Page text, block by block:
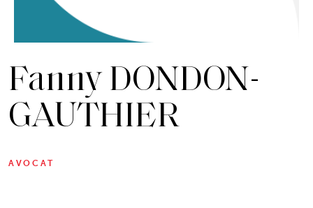
Fanny DONDON-
GAUTHIER
AVOCAT